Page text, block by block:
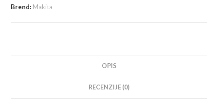
2x
Brend: Makita
OPIS
RECENZIJE (0)